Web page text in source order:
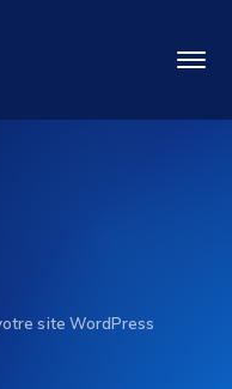
site WordPress